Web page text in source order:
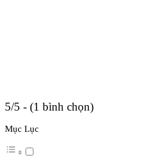
5/5 - (1 bình chọn)
Mục Lục